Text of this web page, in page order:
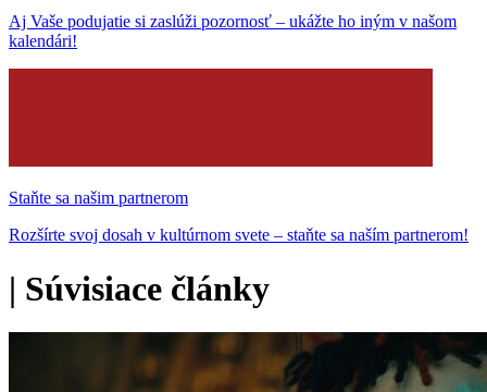
Aj Vaše podujatie si zaslúži pozornosť – ukážte ho iným v našom
kalendári!
Staňte sa našim partnerom
Rozšírte svoj dosah v kultúrnom svete – staňte sa naším partnerom!
| Súvisiace články